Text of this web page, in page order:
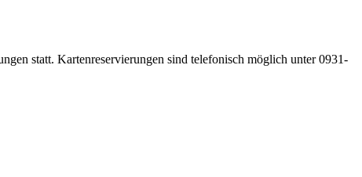
statt. Kartenreservierungen sind telefonisch möglich unter 0931-